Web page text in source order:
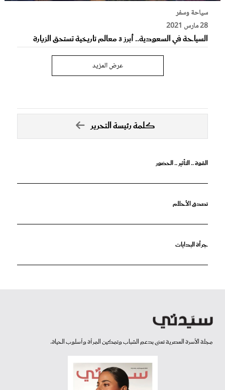
سياحة وسفر
28 مارس 2021
السياحة في السعودية.. أبرز 3 معالم تاريخية تستحق الزيارة
عرض المزيد
كلمة رئيسة التحرير
القوة .. التأثير .. الحضور
تصدق الأحلام
جرأة البدايات
مجلة الأسرة العصرية تعنى بدعم الشباب وتمكين المرأة وأسلوب الحياة.